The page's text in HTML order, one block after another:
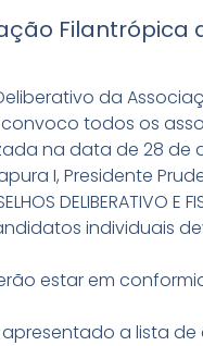
Filantrópica
da
todos os
na data de 28 de
I, Presidente
DELIBERATIVO
individuais
estar em
a lista